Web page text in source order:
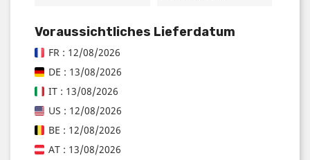
Voraussichtliches Lieferdatum
FR : 12/08/2026
DE : 13/08/2026
IT : 13/08/2026
US : 12/08/2026
BE : 12/08/2026
AT : 13/08/2026